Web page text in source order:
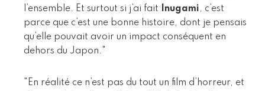
l’ensemble. Et surtout si j’ai fait
Inugami, c’est
parce que c’est une bonne histoire, dont je pensais
qu’elle pouvait avoir un impact conséquent en
dehors du Japon."
"En réalité ce n’est pas du tout un film d’horreur, et